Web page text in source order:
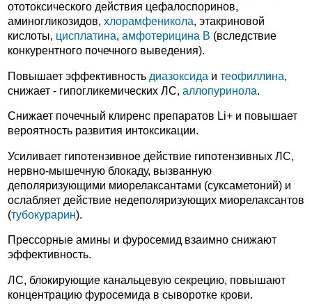
ототоксического действия цефалоспоринов,
аминогликозидов, хлорамфеникола, этакриновой
кислоты, цисплатина, амфотерицина В (вследствие
конкурентного почечного выведения).
Повышает эффективность диазоксида и теофиллина,
снижает - гипогликемических ЛС, аллопуринола.
Снижает почечный клиренс препаратов Li+ и повышает
вероятность развития интоксикации.
Усиливает гипотензивное действие гипотензивных ЛС,
нервно-мышечную блокаду, вызванную
деполяризующими миорелаксантами (суксаметоний) и
ослабляет действие недеполяризующих миорелаксантов
(тубокурарин).
Прессорные амины и фуросемид взаимно снижают
эффективность.
ЛС, блокирующие канальцевую секрецию, повышают
концентрацию фуросемида в сыворотке крови.